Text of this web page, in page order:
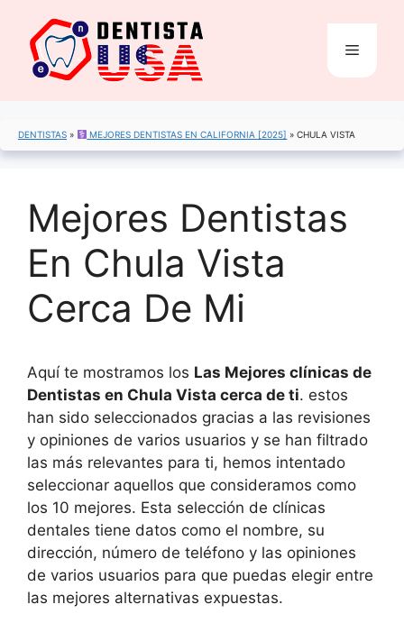
contenido
Menú
DENTISTAS » MEJORES DENTISTAS EN CALIFORNIA [2025] »CHULA VISTA
Mejores Dentistas
En Chula Vista
Cerca De Mi
Aquí te mostramos los Las Mejores clínicas de
Dentistas en Chula Vista cerca de ti. estos
han sido seleccionados gracias a las revisiones
y opiniones de varios usuarios y se han filtrado
las más relevantes para ti, hemos intentado
seleccionar aquellos que consideramos como
los 10 mejores. Esta selección de clínicas
dentales tiene datos como el nombre, su
dirección, número de teléfono y las opiniones
de varios usuarios para que puedas elegir entre
las mejores alternativas expuestas.